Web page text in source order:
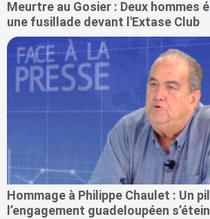
Meurtre au Gosier : Deux hommes
une fusillade devant l'Extase Club
Hommage à Philippe Chaulet : Un
l’engagement guadeloupéen